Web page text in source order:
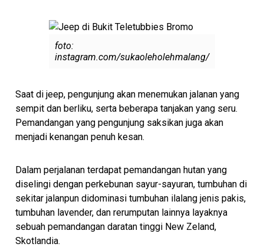
foto:
instagram.com/sukaoleholehmalang/
Saat di jeep, pengunjung akan menemukan jalanan yang
sempit dan berliku, serta beberapa tanjakan yang seru.
Pemandangan yang pengunjung saksikan juga akan
menjadi kenangan penuh kesan.
Dalam perjalanan terdapat pemandangan hutan yang
diselingi dengan perkebunan sayur-sayuran, tumbuhan di
sekitar jalanpun didominasi tumbuhan ilalang jenis pakis,
tumbuhan lavender, dan rerumputan lainnya layaknya
sebuah pemandangan daratan tinggi New Zeland,
Skotlandia.